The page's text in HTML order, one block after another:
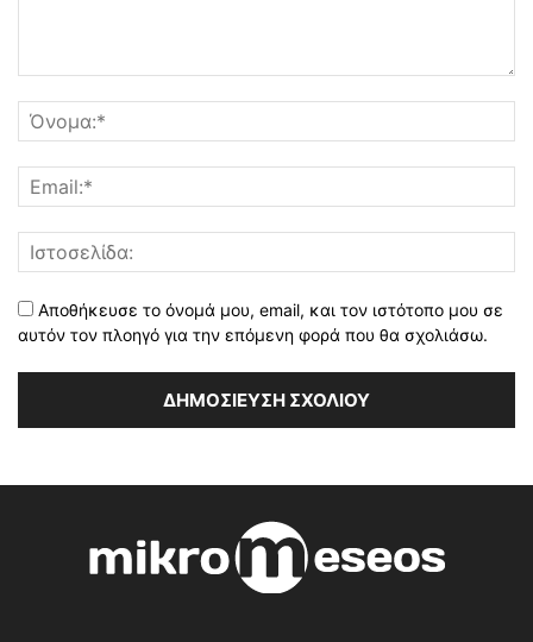
Αποθήκευσε το όνομά μου, email, και τον ιστότοπο μου σε
αυτόν τον πλοηγό για την επόμενη φορά που θα σχολιάσω.